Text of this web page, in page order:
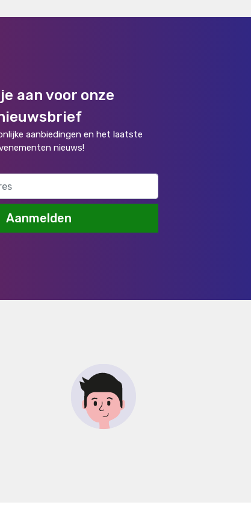
aan voor onze
aanbiedingen en het laatste
nieuws!
Aanmelden